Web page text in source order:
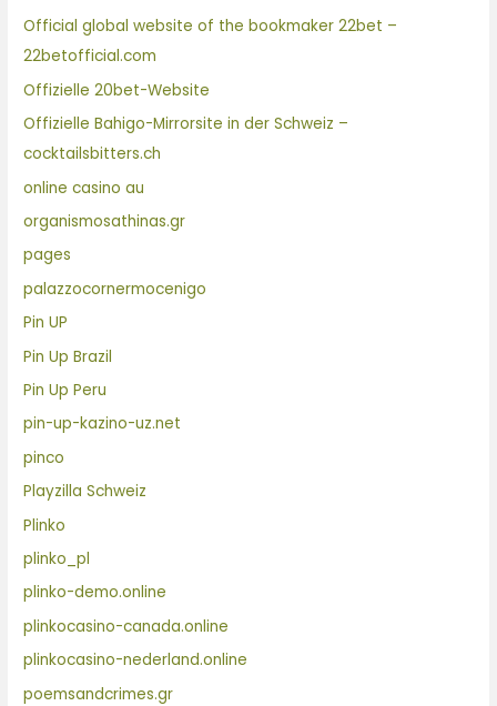
Official global website of the bookmaker 22bet –
22betofficial.com
Offizielle 20bet-Website
Offizielle Bahigo-Mirrorsite in der Schweiz –
cocktailsbitters.ch
online casino au
organismosathinas.gr
pages
palazzocornermocenigo
Pin UP
Pin Up Brazil
Pin Up Peru
pin-up-kazino-uz.net
pinco
Playzilla Schweiz
Plinko
plinko_pl
plinko-demo.online
plinkocasino-canada.online
plinkocasino-nederland.online
poemsandcrimes.gr